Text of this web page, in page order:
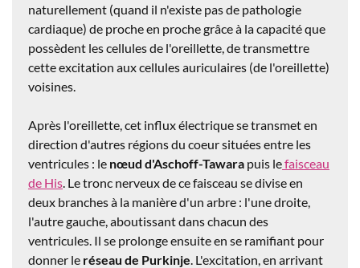
naturellement (quand il n'existe pas de pathologie
cardiaque) de proche en proche grâce à la capacité que
possèdent les cellules de l'oreillette, de transmettre
cette excitation aux cellules auriculaires (de l'oreillette)
voisines.
Après l'oreillette, cet influx électrique se transmet en
direction d'autres régions du coeur situées entre les
ventricules : le nœud d'Aschoff-Tawara puis lefaisceau
de His. Le tronc nerveux de ce faisceau se divise en
deux branches à la manière d'un arbre : l'une droite,
l'autre gauche, aboutissant dans chacun des
ventricules. Il se prolonge ensuite en se ramifiant pour
donner le réseau de Purkinje. L'excitation, en arrivant